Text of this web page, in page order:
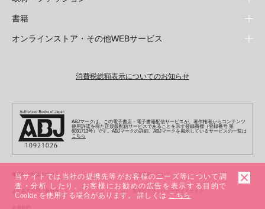
週刊少年ジャンプ
少年ジャンプ+
ZEBRACK
ジャンプルーキー！
S-MANGA
集英社コミック文庫
青年マンガ
少年ジャンプ+
集英社コミック文庫
週刊ヤングジャンプ
ヤングジャンプ定期購読デジタル
ヤンジャン！
となりのヤングジャンプ
グランドジャンプ
少女マンガ
集英社コミック文庫
りぼん
マーガレット
別冊マーガレット
リマコミ
マンガMeets
ジャンプTOON
S-MANGA
集英社コミック文庫
マンガMee公式サイト
リマコミ
Cookie
ファッション・美容
Seventeen
LEE
eclat
T JAPAN
HAPPY PLUS ONE
MEN'S NON-NO
UOMO
芸能・情報・スポーツ
Sportiva
パラスポ
書籍
文芸・文庫・総合
web 集英社文庫
青春と読書
アジア人物史
1日5分で、明日は変わる よみタイ yomitai
集英社ビジネス書
集英社新書
集英社新書プラス - 知の水先案内人
kotoba
情報・知識＆オピニオン imidas
ライトノベル・ノベライズ
JUMP j-BOOKS
ダッシュエックス文庫公式サイト
集英社Webマガジン コバルト
集英社みらい文庫
集英社の児童図書 S-KIDS.LAND
オンラインストア・その他WEBサービス
ジャンプキャラクターズストア
HAPPY PLUS STORE
SHUEISHA VOX
LEEマルシェ
eclat premium
その他WEBサービス
集英社エディターズ・ラボ
消費税総額表示についてのお知らせ
ABJマークは、この電子書店・電子書籍配信サービスが、著作権者からコンテンツ
使用許諾を得た正規版配信サービスであることを示す登録商標（登録番号 第
6091713号）です。ABJマークの詳細、ABJマークを掲示しているサービスの一覧は
こちら
集英社女性誌ポータル 広告掲載について
よくあるお問い合わせ 集英社プライバシーガイドライン
当サイトでは当社の提携先等がお客様のニーズ等について調
査・分析 したり、お客様にお勧めの広告を表示する目的で
Cookie を使用する場合があります。 詳しくは こちら